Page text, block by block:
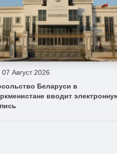
07 Август 2026
Беларуси в
вводит